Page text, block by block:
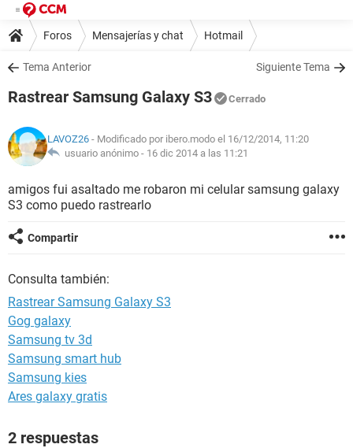
Foros Mensajerías y chat Hotmail
Tema Anterior Siguiente Tema
Rastrear Samsung Galaxy S3 Cerrado
LAVOZ26 - Modificado por ibero.modo el 16/12/2014, 11:20
usuario anónimo - 16 dic 2014 a las 11:21
amigos fui asaltado me robaron mi celular samsung galaxy
S3 como puedo rastrearlo
Compartir
Consulta también:
Rastrear Samsung Galaxy S3
Gog galaxy
Samsung tv 3d
Samsung smart hub
Samsung kies
Ares galaxy gratis
2 respuestas